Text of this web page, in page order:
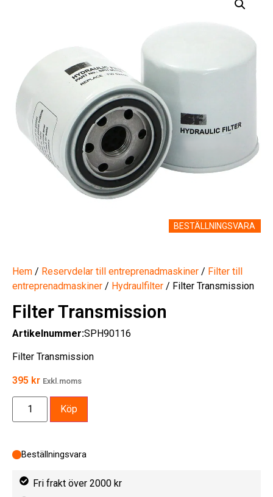
BESTÄLLNINGSVARA
Hem / Reservdelar till entreprenadmaskiner / Filter till
entreprenadmaskiner / Hydraulfilter / Filter Transmission
Filter Transmission
Artikelnummer:SPH90116
Filter Transmission
395 kr Exkl.moms
Beställningsvara
Köp
Fri frakt över 2000 kr